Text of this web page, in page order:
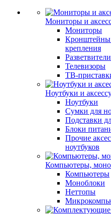
Мониторы и
Мониторы
Кронштейны
крепления
Телевизоры
ТВ-
Ноутбуки и
Ноутбуки
Сумки для
Подставки
Блоки
Прочие
ноутбуков
Компьютеры,
Компьютеры
Моноблоки
Неттопы